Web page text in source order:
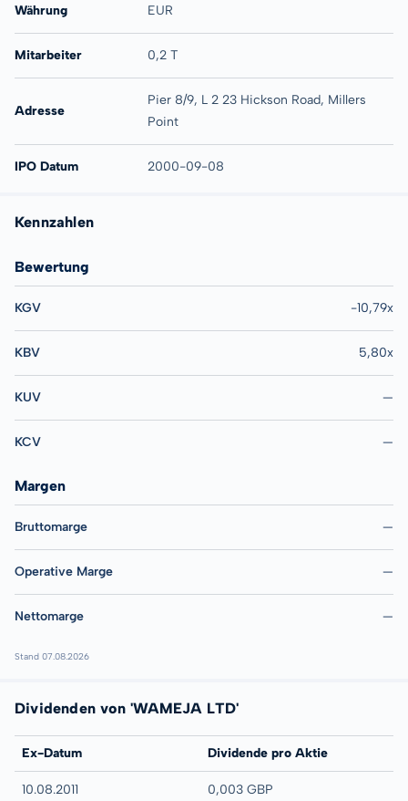
Währung EUR
Mitarbeiter 0,2 T
Adresse
Pier 8/9, L 2 23 Hickson Road, Millers
Point
IPO Datum 2000-09-08
Kennzahlen
Bewertung
KGV -10,79x
KBV 5,80x
KUV —
KCV —
Margen
Bruttomarge —
Operative Marge —
Nettomarge —
Stand 07.08.2026
Dividenden von 'WAMEJA LTD'
Ex-Datum Dividende pro Aktie
10.08.2011 0,003 GBP